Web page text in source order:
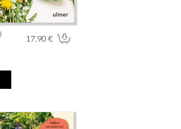
17.90 €